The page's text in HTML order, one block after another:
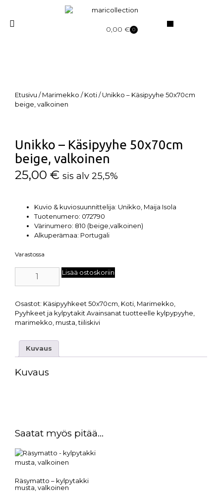
0,00 € 0
Etusivu /Marimekko /Koti/ Unikko – Käsipyyhe 50x70cm
beige, valkoinen
Unikko – Käsipyyhe 50x70cm
beige, valkoinen
25,00 € sis alv 25,5%
Kuvio & kuviosuunnittelija: Unikko, Maija Isola
Tuotenumero: 072790
Värinumero: 810 (beige,valkoinen)
Alkuperämaa: Portugali
Varastossa
Lisää ostoskoriin
Osastot: Käsipyyhkeet 50x70cm Koti Marimekko
Pyyhkeet ja kylpytakit Avainsanat tuotteelle kylpypyyhe
marimekko musta ,tiiliskivi
Kuvaus
Kuvaus
Saatat myös pitää...
Räsymatto – kylpytakki
musta, valkoinen